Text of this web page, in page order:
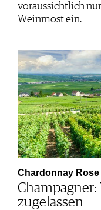
voraussichtlich
Weinmost ein.
Chardonnay Rose
Champagner:
zugelassen